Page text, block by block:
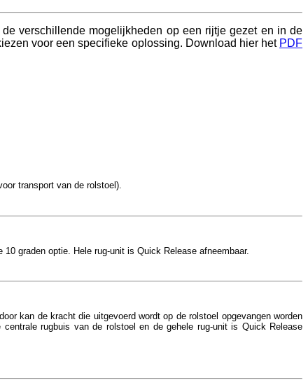
verschillende mogelijkheden op een rijtje gezet en in de
voor een specifieke oplossing. Download hier het PDF
transport van de rolstoel).
graden optie. Hele rug-unit is Quick Release afneembaar.
kan de kracht die uitgevoerd wordt op de rolstoel opgevangen worden
rugbuis van de rolstoel en de gehele rug-unit is Quick Release